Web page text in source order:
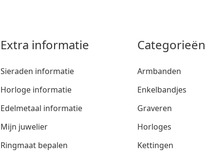
Extra informatie
Sieraden informatie
Horloge informatie
Edelmetaal informatie
Mijn juwelier
Ringmaat bepalen
Categorieën
Armbanden
Enkelbandjes
Graveren
Horloges
Kettingen